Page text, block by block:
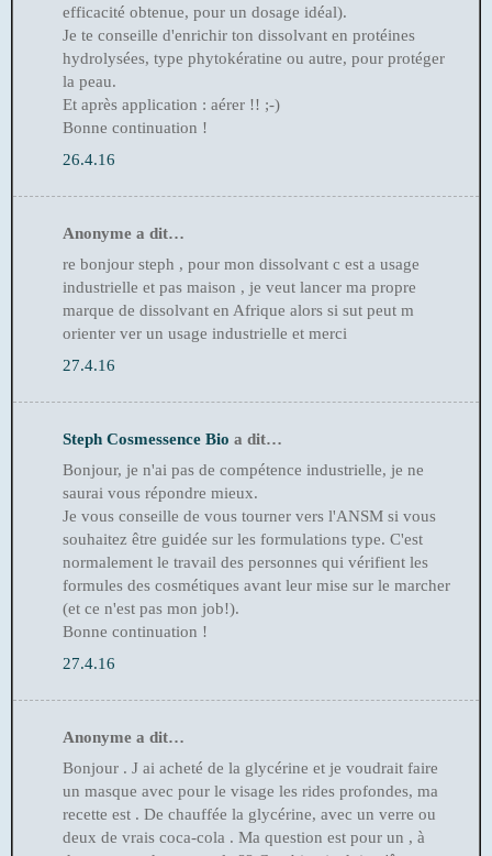
efficacité obtenue, pour un dosage idéal).
Je te conseille d'enrichir ton dissolvant en protéines
hydrolysées, type phytokératine ou autre, pour protéger
la peau.
Et après application : aérer !! ;-)
Bonne continuation !
26.4.16
Anonyme a dit…
re bonjour steph , pour mon dissolvant c est a usage
industrielle et pas maison , je veut lancer ma propre
marque de dissolvant en Afrique alors si sut peut m
orienter ver un usage industrielle et merci
27.4.16
Steph Cosmessence Bio a dit…
Bonjour, je n'ai pas de compétence industrielle, je ne
saurai vous répondre mieux.
Je vous conseille de vous tourner vers l'ANSM si vous
souhaitez être guidée sur les formulations type. C'est
normalement le travail des personnes qui vérifient les
formules des cosmétiques avant leur mise sur le marcher
(et ce n'est pas mon job!).
Bonne continuation !
27.4.16
Anonyme a dit…
Bonjour . J ai acheté de la glycérine et je voudrait faire
un masque avec pour le visage les rides profondes, ma
recette est . De chauffée la glycérine, avec un verre ou
deux de vrais coca-cola . Ma question est pour un , à